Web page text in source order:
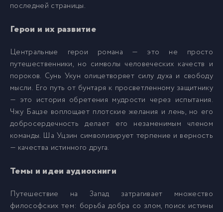
17 17-Глава 13
18-Глава 14
19 19-Глава 15
20
21 21-Глава 17
последней страницы.
Герои и их развитие
Центральные герои романа — это не просто
путешественники, но символы человеческих качеств и
пороков. Сунь Укун олицетворяет силу духа и свободу
мысли. Его путь от бунтаря к просветленному защитнику
— это история обретения мудрости через испытания.
Чжу Бацзе воплощает плотские желания и лень, но его
добросердечность делает его незаменимым членом
команды. Ша Уцзин символизирует терпение и верность
— качества истинного друга.
Темы и идеи аудиокниги
Путешествие на Запад затрагивает множество
философских тем: борьба добра со злом, поиск истины